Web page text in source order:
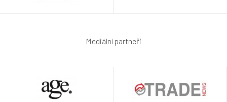
Mediální partneři